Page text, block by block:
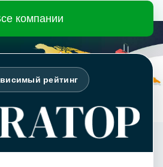
рейтинг
компании